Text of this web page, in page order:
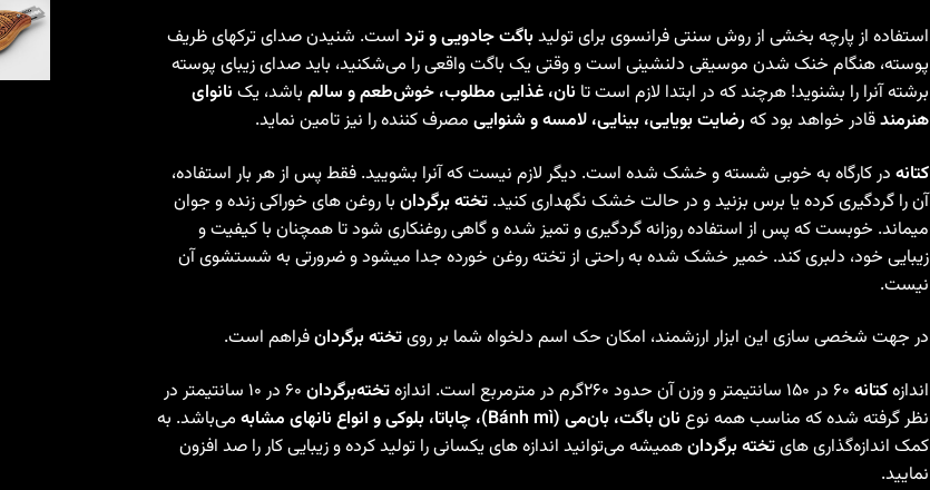
استفاده از پارچه بخشی از روش سنتی فرانسوی برای تولیدباگت جادویی و ترد است. شنیدن صدای ترکهای ظریف
پوسته، هنگام خنک شدن موسیقی دلنشینی است و وقتی یک باگت واقعی را می‌شکنید، باید صدای زیبای پوسته
برشته آنرا را بشنوید! هرچند که در ابتدا لازم است تا نان، غذایی مطلوب، خوش‌طعم و سالم باشد، یک نانوای
هنرمندقادر خواهد بود که رضایت بویایی، بینایی، لامسه و شنوایی مصرف کننده را نیز تامین نماید.
کتانه در کارگاه به خوبی شسته و خشک شده است. دیگر لازم نیست که آنرا بشویید. فقط پس از هر بار استفاده،
آن را گردگیری کرده یا برس بزنید و در حالت خشک نگهداری کنید.تخته برگردان با روغن های خوراکی زنده و جوان
میماند. خوبست که پس از استفاده روزانه گردگیری و تمیز شده و گاهی روغنکاری شود تا همچنان با کیفیت و
زیبایی خود، دلبری کند. خمیر خشک شده به راحتی از تخته روغن خورده جدا میشود و ضرورتی به شستشوی آن
نیست.
در جهت شخصی سازی این ابزار ارزشمند، امکان حک اسم دلخواه شما بر رویتخته برگردانفراهم است.
اندازهکتانه تخته‌‌برگردان
۶۰ در ۱۰ سانتیمتر در
نظر گرفته شده که مناسب همه نوع نان باگت، بان‌می (Bánh mì)، چاباتا، بلوکی و انواع نانهای مشابه
می‌باشد. به
کمک اندازه‌گذاری هایتخته برگردانهمیشه می‌توانید اندازه های یکسانی را تولید کرده و زیبایی کار را صد افزون
نمایید.